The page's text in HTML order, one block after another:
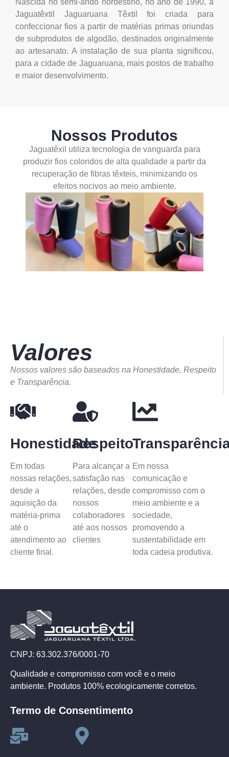
Jaguatêxtil Jaguaruana Têxtil foi criada para
confeccionar fios a partir de matérias primas oriundas
de subprodutos de algodão, destinados originalmente
ao artesanato. A instalação de sua planta significou,
para a cidade de Jaguaruana, mais postos de trabalho
e maior desenvolvimento.
Nossos Produtos
Jaguatêxil utiliza tecnologia de vanguarda para
produzir fios coloridos de alta qualidade a partir da
recuperação de fibras têxteis, minimizando os
efeitos nocivos ao meio ambiente.
Valores
Nossos valores são baseados na Honestidade, Respeito
e Transparência.
Honestidade
Em todas
nossas relações,
desde a
aquisição da
matéria-prima
até o
atendimento ao
cliente final.
Respeito
Para alcançar a
satisfação nas
relações, desde
nossos
colaboradores
até aos nossos
clientes
Em nossa
comunicação e
compromisso com o
meio ambiente e a
sociedade,
promovendo a
sustentabilidade em
toda cadeia produtiva.
CNPJ: 63.302.376/0001-70
Qualidade e compromisso com você e o meio
ambiente. Produtos 100% ecologicamente corretos.
Termo de Consentimento